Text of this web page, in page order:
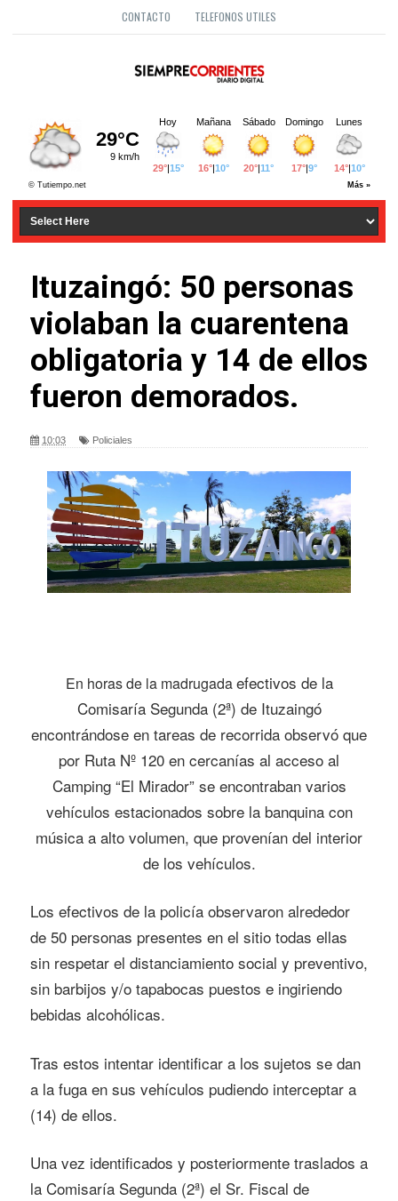
CONTACTO TELEFONOS UTILES
Ituzaingó: 50 personas
violaban la cuarentena
obligatoria y 14 de ellos
fueron demorados.
10:03 Policiales
En horas de la madrugadaefectivos de la
Comisaría Segunda (2ª) de Ituzaingó
encontrándose en tareas de recorrida observó que
por Ruta Nº 120 en cercanías al acceso al
Camping “El Mirador” se encontraban varios
vehículos estacionados sobre la banquina con
música a alto volumen, que provenían del interior
de los vehículos.
Los efectivos de la policía observaron alrededor
de 50 personas presentes en el sitio todas ellas
sin respetar el distanciamiento social y preventivo,
sin barbijos y/o tapabocas puestos e ingiriendo
bebidas alcohólicas.
Tras estos intentar identificar a los sujetos se dan
a la fuga en sus vehículos pudiendo interceptar a
(14) de ellos.
Una vez identificados y posteriormente traslados a
la Comisaría Segunda (2ª) el Sr. Fiscal de